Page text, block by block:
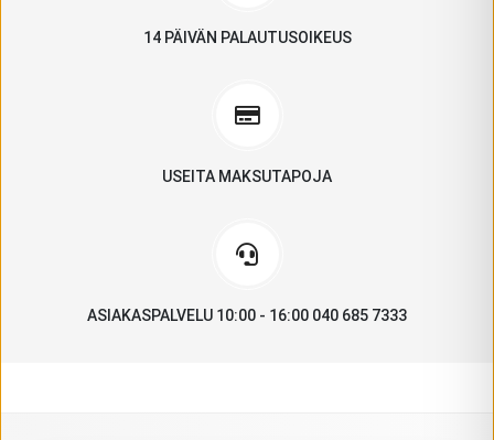
14 PÄIVÄN PALAUTUSOIKEUS
USEITA MAKSUTAPOJA
ASIAKASPALVELU 10:00 - 16:00 040 685 7333